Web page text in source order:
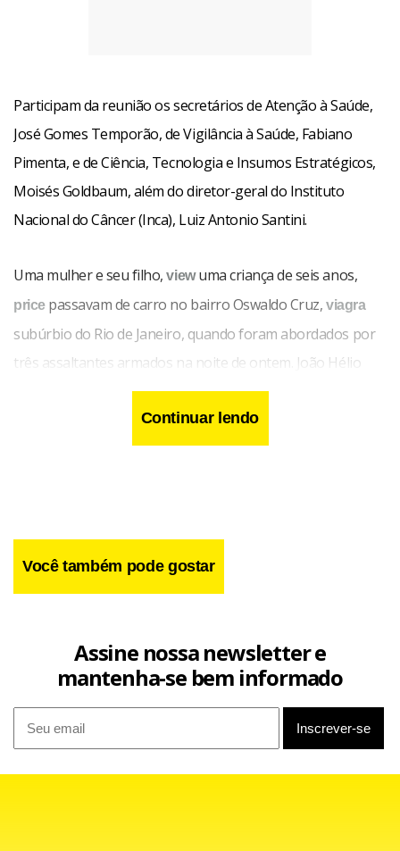
Participam da reunião os secretários de Atenção à Saúde,
José Gomes Temporão, de Vigilância à Saúde, Fabiano
Pimenta, e de Ciência, Tecnologia e Insumos Estratégicos,
Moisés Goldbaum, além do diretor-geral do Instituto
Nacional do Câncer (Inca), Luiz Antonio Santini.
Uma mulher e seu filho,viewuma criança de seis anos,
pricepassavam de carro no bairro Oswaldo Cruz, viagra
subúrbio do Rio de Janeiro, quando foram abordados por
três assaltantes armados na noite de ontem. João Hélio
Fernandes ficou preso ao cinto de segurança quando a
mãe tentava tira-lo do carro. Os bandidos assumiram a
direção e saíram em disparada. O menino foi arrastado por
Continuar lendo
Você também pode gostar
Assine nossa newsletter e
mantenha-se bem informado